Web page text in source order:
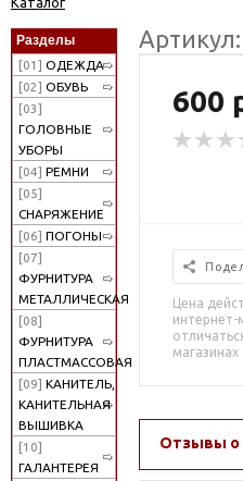
Разделы
[01] ОДЕЖДА
[02] ОБУВЬ
[03]
ГОЛОВНЫЕ
УБОРЫ
[04] РЕМНИ
[05]
СНАРЯЖЕНИЕ
[06] ПОГОНЫ
[07]
ФУРНИТУРА
МЕТАЛЛИЧЕСКАЯ
[08]
ФУРНИТУРА
ПЛАСТМАССОВАЯ
[09] КАНИТЕЛЬ,
КАНИТЕЛЬНАЯ
ВЫШИВКА
[10]
ГАЛАНТЕРЕЯ
600
Цена
интернет-
магазинах
Отзывы о